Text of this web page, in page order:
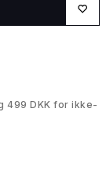
499 DKK for ikke-